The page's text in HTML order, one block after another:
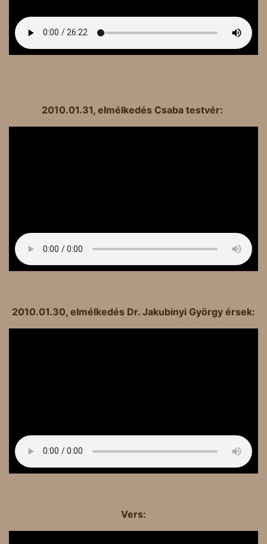
2010.01.31, elmélkedés Csaba testvér:
2010.01.30, elmélkedés Dr. Jakubinyi György érsek:
Vers: